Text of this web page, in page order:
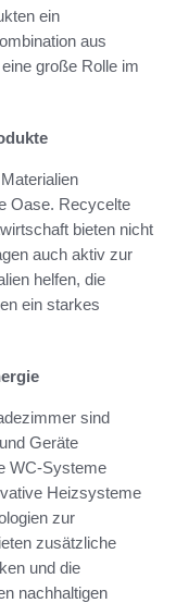
ein
aus
große Rolle im
Oase. Recycelte
bieten nicht
auch aktiv zur
helfen, die
ein starkes
sind
Geräte
WC-Systeme
Heizsysteme
zur
zusätzliche
und die
nachhaltigen